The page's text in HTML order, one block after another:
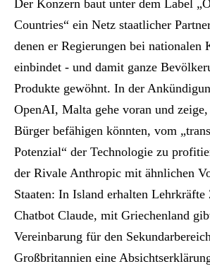
Der Konzern baut unter dem Label
Countries“ ein Netz staatlicher
denen er Regierungen bei nationalen
einbindet - und damit ganze
Produkte gewöhnt. In der
OpenAI, Malta gehe voran und
Bürger befähigen könnten, vom
Potenzial“ der Technologie zu
der Rivale Anthropic mit ähnlichen
Staaten: In Island erhalten Lehrkräfte
Chatbot Claude, mit Griechenland
Vereinbarung für den
Großbritannien eine